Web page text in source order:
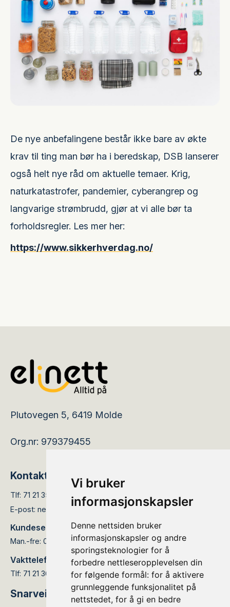
Vi bruker
informasjonskapsler
Denne nettsiden bruker
informasjonskapsler og andre
sporingsteknologier for å
forbedre nettleseropplevelsen din
for følgende formål: for å aktivere
grunnleggende funksjonalitet på
nettstedet, for å gi en bedre
De nye anbefalingene består ikke bare av økte
krav til ting man bør ha i beredskap, DSB lanserer
også helt nye råd om aktuelle temaer. Krig,
naturkatastrofer, pandemier, cyberangrep og
langvarige strømbrudd, gjør at vi alle bør ta
forholdsregler. Les mer her:
https://www.sikkerhverdag.no/
Plutovegen 5, 6419 Molde
Org.nr: 979379455
Kontakt
Tlf: 71 21 35 05
E-post: nettservice@elinett.no
Kundesenteret er åpent:
Man.-fre: 08.00 - 15.30
Vakttelefon:
Tlf: 71 21 36 66
Snarveier